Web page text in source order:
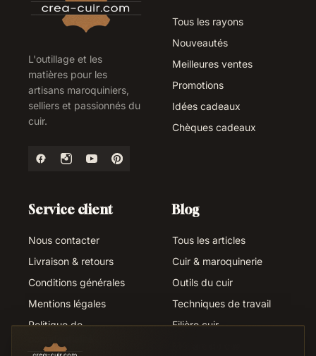
L'outillage et les
matières pour les
artisans maroquiniers,
selliers et passionnés du
cuir.
Tous les rayons
Nouveautés
Meilleures ventes
Promotions
Idées cadeaux
Chèques cadeaux
Service client
Nous contacter
Livraison & retours
Conditions générales
Mentions légales
Politique de
Blog
Tous les articles
Cuir & maroquinerie
Outils du cuir
Techniques de travail
Filière cuir